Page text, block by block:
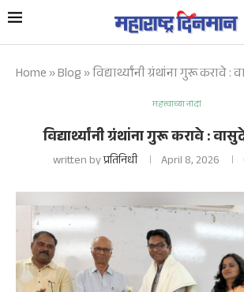
Home»Blog»विद्यार्थ्यांनी ग्रंथांना गुरू करावे
महत्त्वाच्या नोंदी
विद्यार्थ्यांनी ग्रंथांना गुरू करावे :
written byप्रतिनिधी April 8, 2026